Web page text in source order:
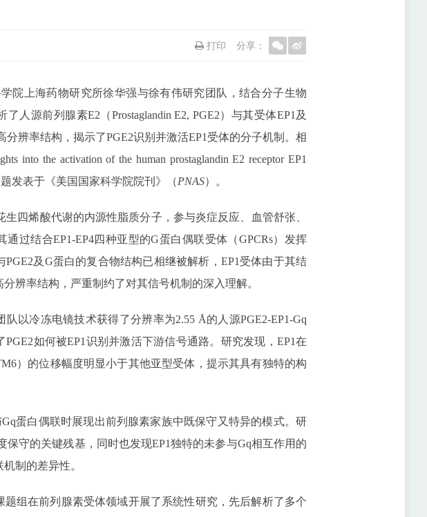
分享：
打印
学院上海药物研究所徐华强与徐有伟研究团队，结合分子生物
人源前列腺素E2（Prostaglandin E2, PGE2）与其受体EP1及
分辨率结构，揭示了PGE2识别并激活EP1受体的分子机制。相
into the activation of the human prostaglandin E2 receptor EP1
题发表于《美国国家科学院院刊》（PNAS）。
生四烯酸代谢的内源性脂质分子，参与炎症反应、血管舒张、
过结合EP1-EP4四种亚型的G蛋白偶联受体（GPCRs）发挥
PGE2及G蛋白的复合物结构已相继被解析，EP1受体由于其结
辨率结构，严重制约了对其信号机制的深入理解。
以冷冻电镜技术获得了分辨率为2.55 Å的人源PGE2-EP1-Gq
如何被EP1识别并激活下游信号通路。研究发现，EP1在
）的位移幅度明显小于其他亚型受体，提示其具有独特的构
蛋白偶联时展现出前列腺素家族中既保守又特异的模式。研
保守的关键残基，同时也发现EP1独特的未参与Gq相互作用的
制的差异性。
题组在前列腺素受体领域开展了系统性研究，先后解析了多个